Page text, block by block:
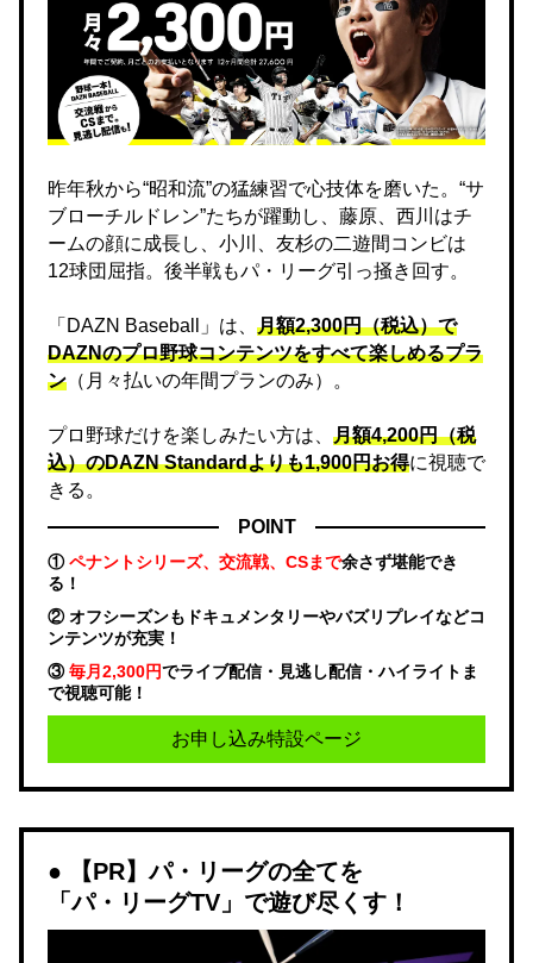
昨年秋から“昭和流”の猛練習で心技体を磨いた。“サ
ブローチルドレン”たちが躍動し、藤原、西川はチ
ームの顔に成長し、小川、友杉の二遊間コンビは
12球団屈指。後半戦もパ・リーグ引っ掻き回す。
「DAZN Baseball」は、 月額2,300円（税込）で
DAZNのプロ野球コンテンツをすべて楽しめるプラ
ン （月々払いの年間プランのみ）。
プロ野球だけを楽しみたい方は、 月額4,200円（税
込）のDAZN Standard​よりも1,900円お得に視聴で
きる。
POINT
①ペナントシリーズ、交流戦、CSまで余さず堪能でき
る！
② オフシーズンもドキュメンタリーやバズリプレイなどコ
ンテンツが充実！
③毎月2,300円でライブ配信・見逃し配信・ハイライトま
で視聴可能！
お申し込み特設ページ
【PR】パ・リーグの全てを
「パ・リーグTV」で遊び尽くす！